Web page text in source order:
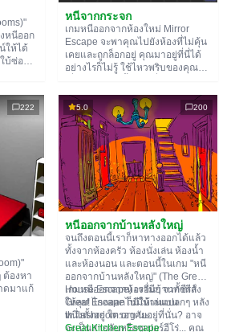
หนีออก
ให้ได้
บ้ซ่อน
ๆ จนถึง
กห้องสิ!
หนีจากกระจก
เกมหนีออกจากห้องใหม่ Mirror
Escape จะพาคุณไปยังห้องที่ไม่คุ้น
เคยและถูกล็อกอยู่ คุณมาอยู่ที่นี่ได้
อย่างไรก็ไม่รู้ ใช้ไหวพริบของคุณ
ไว้ให้และหาทางสู่อิสรภาพ สำรวจ
ห้องอย่างละเอียด บางทีคุณอาจจะ
เจอเบาะแสบางอย่างก็ได้ ขอให้โชค
222
ต้องหา
ดมาแก้
5.0 200
หนีออกจากบ้านหลังใหญ่
จนถึงตอนนี้เราก็หาทางออกได้แล้ว
ทั้งจากห้องครัว ห้องนั่งเล่น ห้องน้ำ
และห้องนอน และตอนนี้ในเกม "หนี
ออกจากบ้านหลังใหญ่" (The Great
House Escape) เรามีบ้านทั้งหลัง
ให้ลุย! ไกลออกไปมีบ้านแปลกๆ หลัง
หนึ่งตั้งอยู่ ใครอาศัยอยู่ที่นั่น? อาจ
จะเป็นสายลับหรือซูเปอร์ฮีโร่... คุณ
เกมหนีออกจากห้องอื่นๆ จากซีรีส์
Great Escape ก็มีให้เล่นบน
th.flashroom.org นะ:
Great Kitchen Escape